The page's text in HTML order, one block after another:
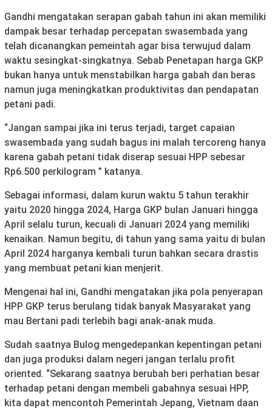
Gandhi mengatakan serapan gabah tahun ini akan memiliki
dampak besar terhadap percepatan swasembada yang
telah dicanangkan pemeintah agar bisa terwujud dalam
waktu sesingkat-singkatnya. Sebab Penetapan harga GKP
bukan hanya untuk menstabilkan harga gabah dan beras
namun juga meningkatkan produktivitas dan pendapatan
petani padi.
“Jangan sampai jika ini terus terjadi, target capaian
swasembada yang sudah bagus ini malah tercoreng hanya
karena gabah petani tidak diserap sesuai HPP sebesar
Rp6.500 perkilogram ” katanya.
Sebagai informasi, dalam kurun waktu 5 tahun terakhir
yaitu 2020 hingga 2024, Harga GKP bulan Januari hingga
April selalu turun, kecuali di Januari 2024 yang memiliki
kenaikan. Namun begitu, di tahun yang sama yaitu di bulan
April 2024 harganya kembali turun bahkan secara drastis
yang membuat petani kian menjerit.
Mengenai hal ini, Gandhi mengatakan jika pola penyerapan
HPP GKP terus berulang tidak banyak Masyarakat yang
mau Bertani padi terlebih bagi anak-anak muda.
Sudah saatnya Bulog mengedepankan kepentingan petani
dan juga produksi dalam negeri jangan terlalu profit
oriented. “Sekarang saatnya berubah beri perhatian besar
terhadap petani dengan membeli gabahnya sesuai HPP,
kita dapat mencontoh Pemerintah Jepang, Vietnam daan